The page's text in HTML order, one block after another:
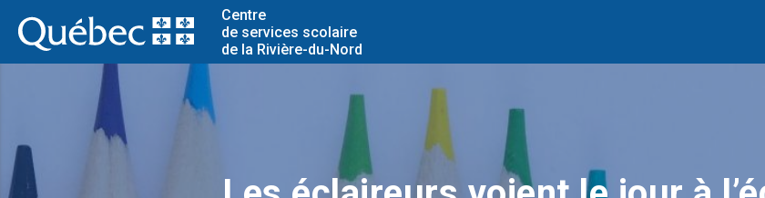
Centre
de services scolaire
de la Rivière-du-Nord